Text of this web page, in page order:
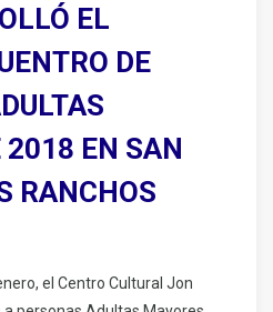
EL
DE
2018 EN SAN
RANCHOS
el Centro Cultural Jon